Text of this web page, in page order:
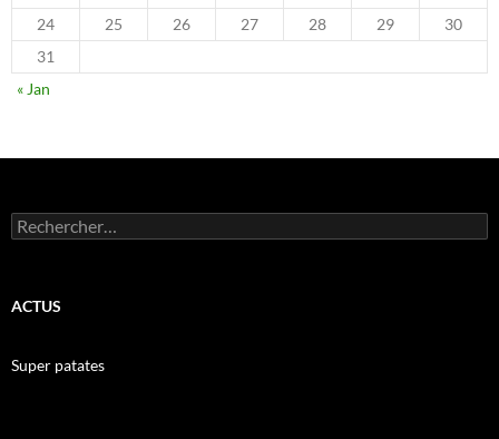
24
25 26 27 28 29
30
31
« Jan
Rechercher :
ACTUS
Super patates